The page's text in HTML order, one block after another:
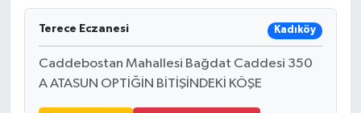
Terece Eczanesi Kadıköy
Caddebostan Mahallesi Bağdat Caddesi 350
A ATASUN OPTİĞİN BİTİŞİNDEKİ KÖŞE